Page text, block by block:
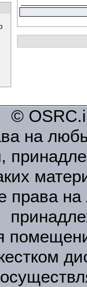
©
на
права